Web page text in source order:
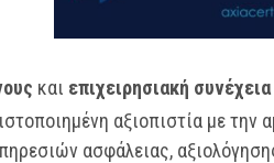
και επιχειρησιακή συνέχεια
αξιοπιστία με
ασφάλειας,